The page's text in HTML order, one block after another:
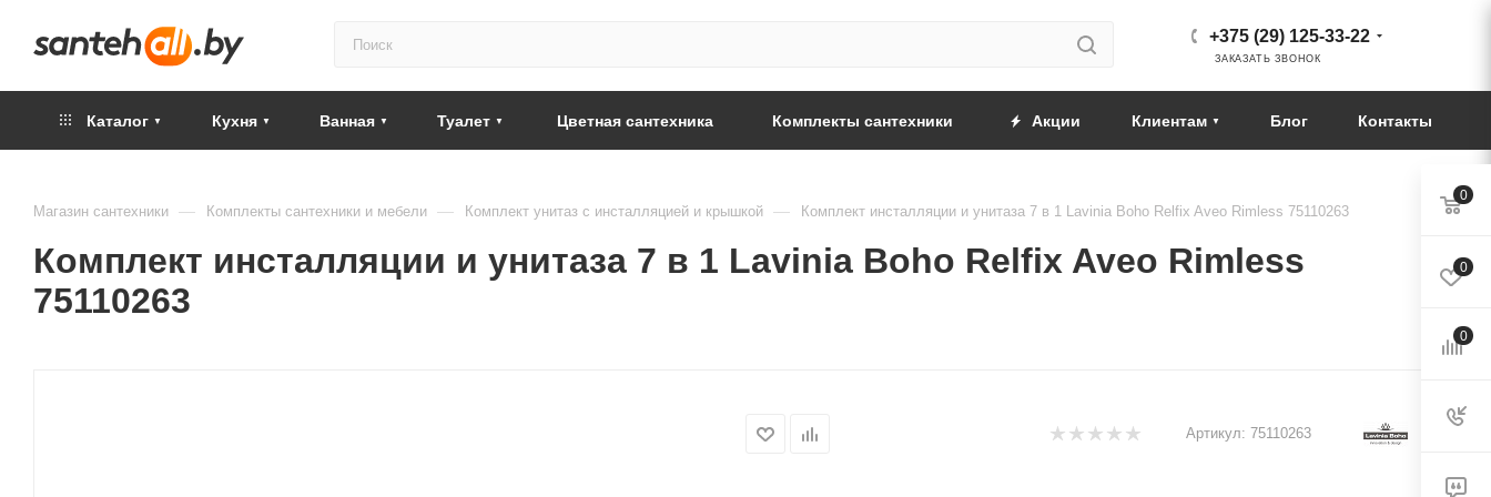
+375 (29) 125-33-22
ЗАКАЗАТЬ ЗВОНОК
Каталог Кухня Ванная Туалет Цветная сантехника Комплекты сантехники Акции Клиентам Блог Контакты
Магазин сантехники — Комплекты сантехники и мебели — Комплект унитаз с инсталляцией и крышкой — Комплект инсталляции и унитаза 7 в 1 Lavinia Boho Relfix Aveo Rimless 75110263
Комплект инсталляции и унитаза 7 в 1 Lavinia Boho Relfix Aveo Rimless
75110263
Артикул: 75110263
0
0
0